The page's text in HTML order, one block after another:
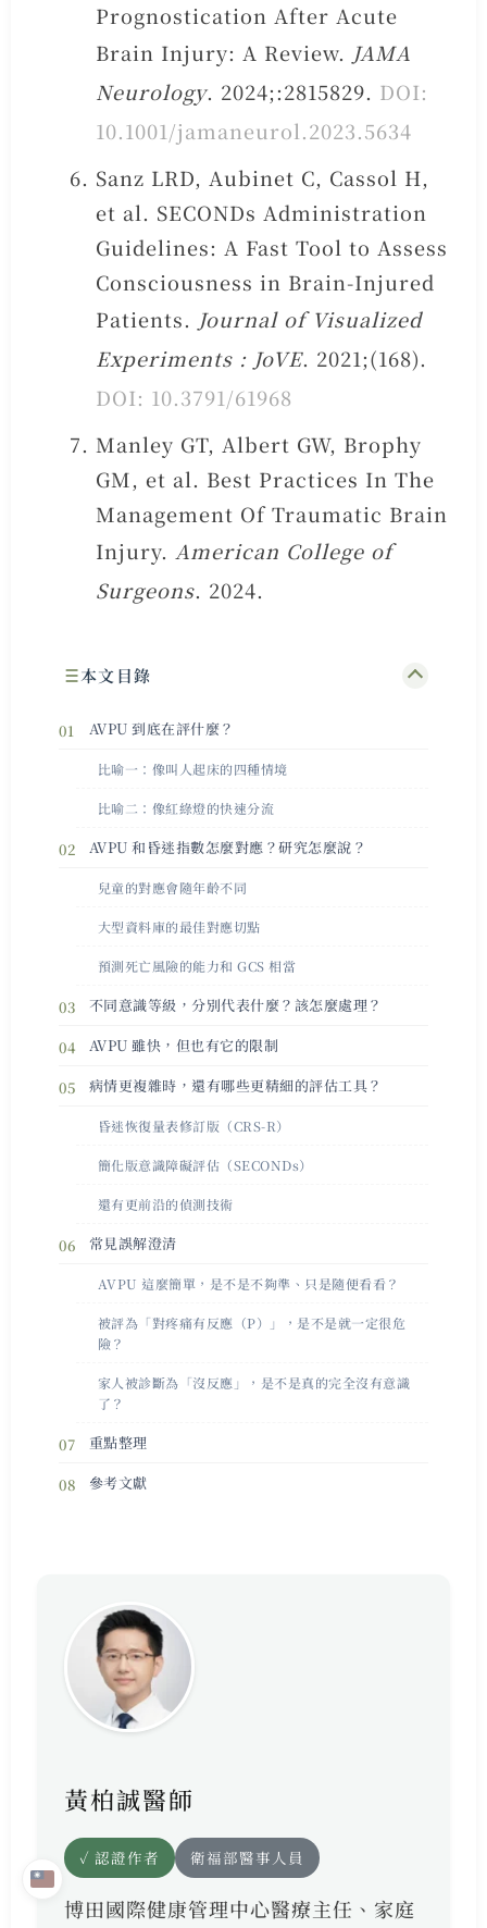
Prognostication After Acute
Brain Injury: A Review. JAMA
Neurology. 2024;:2815829. DOI:
10.1001/jamaneurol.2023.5634
Sanz LRD, Aubinet C, Cassol H,
et al. SECONDs Administration
Guidelines: A Fast Tool to Assess
Consciousness in Brain-Injured
Patients. Journal of Visualized
Experiments : JoVE. 2021;(168).
DOI: 10.3791/61968
Manley GT, Albert GW, Brophy
GM, et al. Best Practices In The
Management Of Traumatic Brain
Injury. American College of
Surgeons. 2024.
本文目錄
AVPU 到底在評什麼？
比喻一：像叫人起床的四種情境
比喻二：像紅綠燈的快速分流
AVPU 和昏迷指數怎麼對應？研究怎麼說？
兒童的對應會隨年齡不同
大型資料庫的最佳對應切點
預測死亡風險的能力和 GCS 相當
不同意識等級，分別代表什麼？該怎麼處理？
AVPU 雖快，但也有它的限制
病情更複雜時，還有哪些更精細的評估工具？
昏迷恢復量表修訂版（CRS-R）
簡化版意識障礙評估（SECONDs）
還有更前沿的偵測技術
常見誤解澄清
AVPU 這麼簡單，是不是不夠準、只是隨便看看？
被評為「對疼痛有反應（P）」，是不是就一定很危
險？
家人被診斷為「沒反應」，是不是真的完全沒有意識
了？
重點整理
參考文獻
黃柏誠醫師
✓ 認證作者 衛福部醫事人員
博田國際健康管理中心醫療主任、家庭